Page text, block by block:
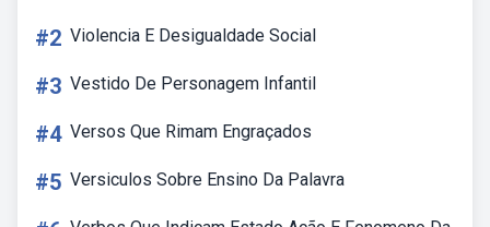
#2 Violencia E Desigualdade Social
#3 Vestido De Personagem Infantil
#4 Versos Que Rimam Engraçados
#5 Versiculos Sobre Ensino Da Palavra